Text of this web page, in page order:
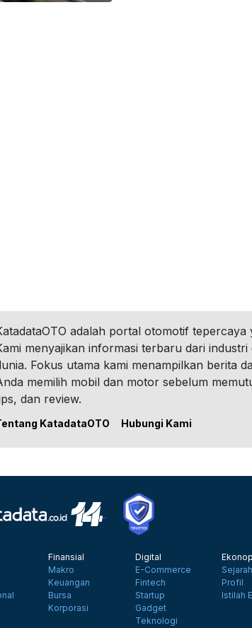
adalah portal otomotif
menyajikan informasi terbaru dari
Fokus utama kami menampilkan berita
memilih mobil dan motor sebelum
dan review.
KatadataOTO Hubungi Kami
Finansial
Makro
Keuangan
Bursa
Korporasi
Digital
E-Commerce
Fintech
Startup
Gadget
Teknologi
Profil
Istilah